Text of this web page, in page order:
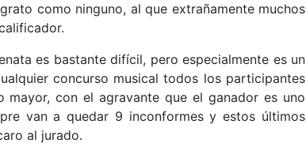
como ninguno, al que extrañamente muchos
es bastante difícil, pero especialmente es un
concurso musical todos los participantes
con el agravante que el ganador es uno
van a quedar 9 inconformes y estos últimos
al jurado.